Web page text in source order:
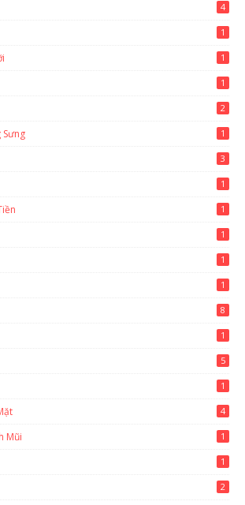
4
1
1
1
2
Sưng 1
3
1
1
1
1
1
8
1
5
1
4
Mũi 1
1
2